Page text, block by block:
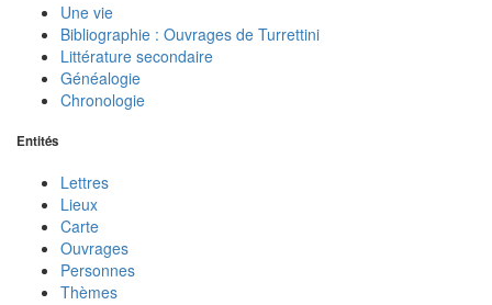
Une vie
Bibliographie : Ouvrages de Turrettini
Littérature secondaire
Généalogie
Chronologie
Entités
Lettres
Lieux
Carte
Ouvrages
Personnes
Thèmes